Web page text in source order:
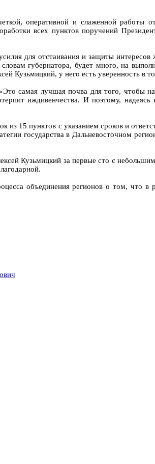
оперативной и слаженной работы
всех пунктов поручений
для отстаивания и защиты интересов
губернатора, будет много, на
Кузьмицкий, у него есть уверенность в
самая лучшая почва для того, чтобы
иждивенчества. И поэтому,
15 пунктов с указанием сроков и
государства в Дальневосточном
Кузьмицкий за первые сто с
объединения регионов о том, что в